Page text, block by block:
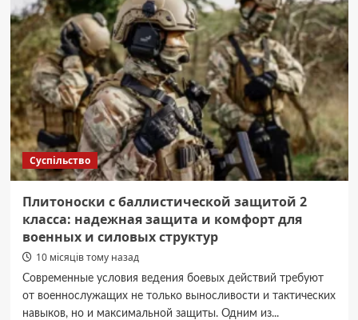
мешканець
Ірпеня
Василь
Черняков
(ФОТО)
Суспільство
Плитоноски с баллистической защитой 2
класса: надежная защита и комфорт для
военных и силовых структур
10 місяців тому назад
Современные условия ведения боевых действий требуют
от военнослужащих не только выносливости и тактических
навыков, но и максимальной защиты. Одним из...